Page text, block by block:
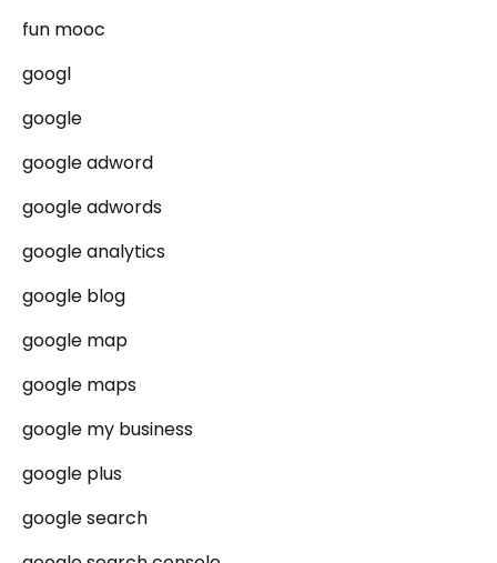
fun mooc
googl
google
google adword
google adwords
google analytics
google blog
google map
google maps
google my business
google plus
google search